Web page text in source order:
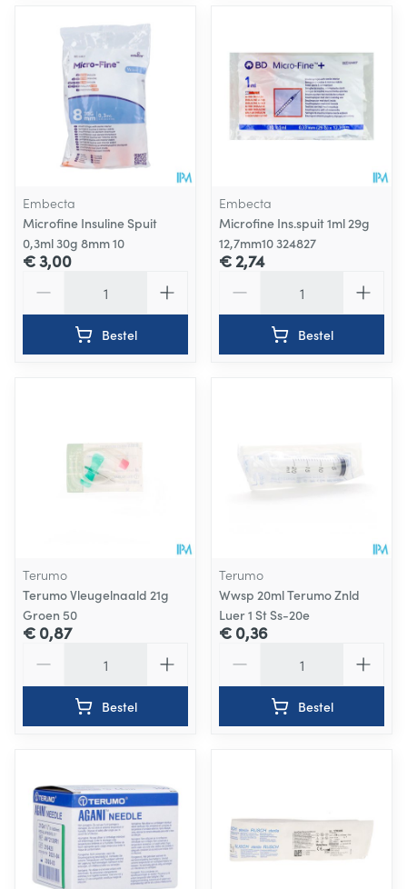
Embecta
Microfine Insuline Spuit
0,3ml 30g 8mm 10
€ 3,00
Bestel
Embecta
Microfine Ins.spuit 1ml 29g
12,7mm10 324827
€ 2,74
Bestel
Terumo
Terumo Vleugelnaald 21g
Groen 50
€ 0,87
Bestel
Terumo
Wwsp 20ml Terumo Znld
Luer 1 St Ss-20e
€ 0,36
Bestel